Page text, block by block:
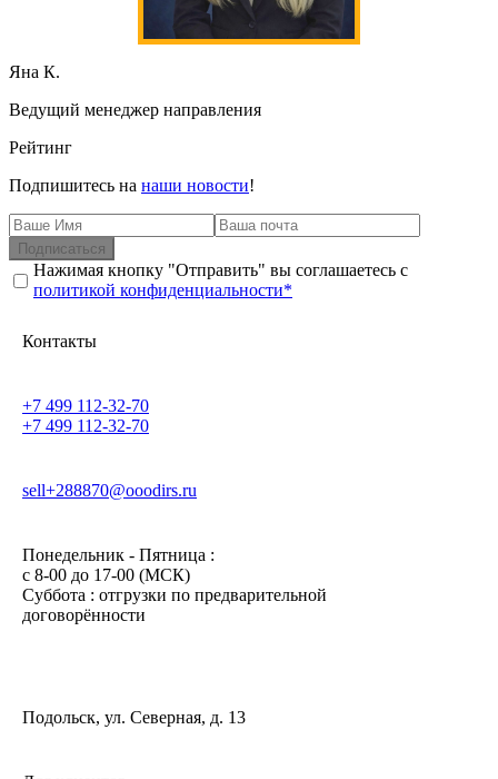
Яна К.
Ведущий менеджер направления
Рейтинг
Подпишитесь на наши новости!
Подписаться
Нажимая кнопку "Отправить" вы соглашаетесь с
политикой конфиденциальности*
Контакты
+7 499 112-32-70
+7 499 112-32-70
sell+288870@ooodirs.ru
Понедельник - Пятница :
c 8-00 до 17-00 (МСК)
Суббота : отгрузки по предварительной
договорённости
Подольск, ул. Северная, д. 13